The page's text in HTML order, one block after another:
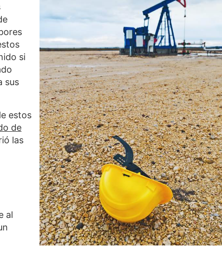
si
sus
estos
de
las
al